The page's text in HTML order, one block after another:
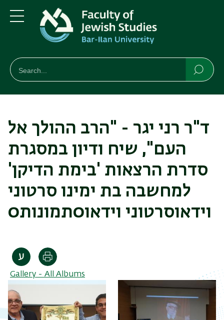
to
main
content
to
main
Navigation
Menu
חיפוש
Search
ד"ר רני יגר - "הרב ההולך אל
העם", שיח ודיון במסגרת
סדרת הרצאות 'בימת הדיקן'
למחשבה בת ימינו סרטוני
וידאוסרטוני וידאו0תמונות0
Print
Gallery - All Albums